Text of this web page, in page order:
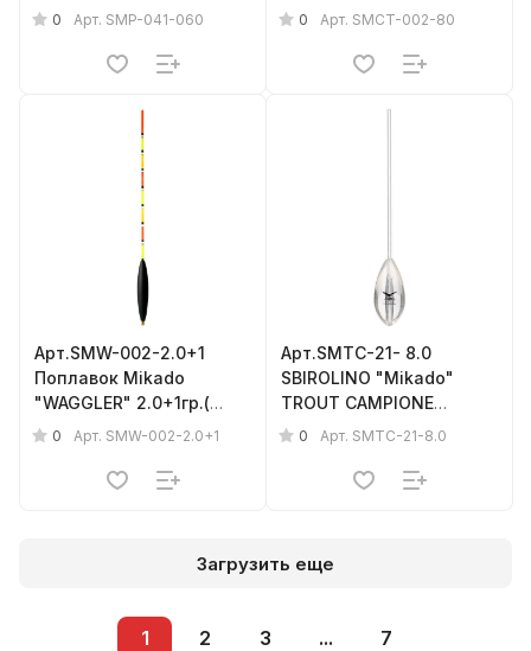
{фас.= 1шт.}
0 Арт. SMP-041-060
легко заменяемый,
0 Арт. SMCT-002-80
Арт.SMW-002-2.0+1
Поплавок Mikado
"WAGGLER" 2.0+1гр.(
бальза )
0 Арт. SMW-002-2.0+1
Арт.SMTC-21- 8.0
SBIROLINO "Mikado"
TROUT CAMPIONE
Sinking 8 g ( 2 шт.)
0 Арт. SMTC-21-8.0
Загрузить еще
1 2 3 ... 7